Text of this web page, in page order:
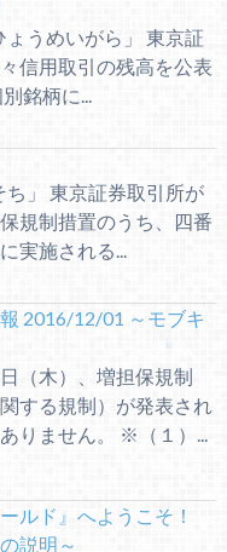
ょうめいがら」 東京証
信用取引の残高を公表
銘柄に...
ち」 東京証券取引所が
規制措置のうち、四番
実施される...
2016/12/01 ～モブキ
（木）、増担保規制
する規制）が発表され
りません。 ※（１）...
ールド』へようこそ！
説明～